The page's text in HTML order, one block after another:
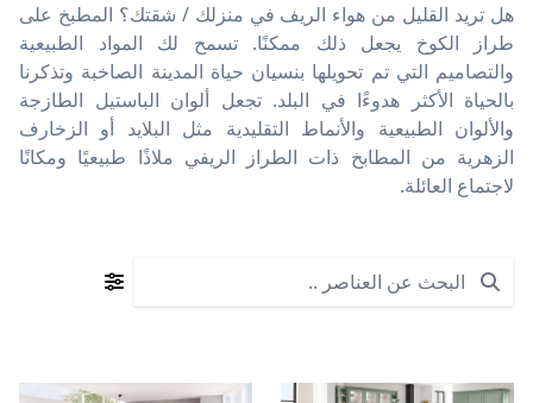
هل تريد القليل من هواء الريف في منزلك / شقتك؟ المطبخ على
طراز الكوخ يجعل ذلك ممكنًا. تسمح لك المواد الطبيعية
والتصاميم التي تم تحويلها بنسيان حياة المدينة الصاخبة وتذكرنا
بالحياة الأكثر هدوءًا في البلد. تجعل ألوان الباستيل الطازجة
والألوان الطبيعية والأنماط التقليدية مثل البلايد أو الزخارف
الزهرية من المطابخ ذات الطراز الريفي ملاذًا طبيعيًا ومكانًا
لاجتماع العائلة.
Search